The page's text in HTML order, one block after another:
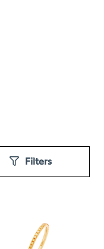
Filters